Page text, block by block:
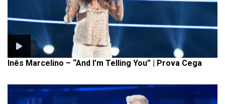
Inês Marcelino – “And I’m Telling You” | Prova Cega